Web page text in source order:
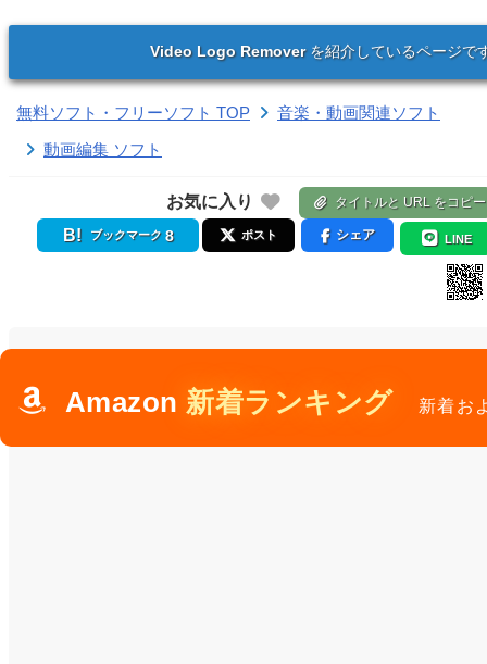
Video Logo Removerを紹介しているページで
無料ソフト・フリーソフト TOP
音楽・動画関連ソフト
動画編集 ソフト
お気に入り タイトルと URL をコピー
ブックマーク 8 ポスト シェア LINE
Amazon 新着ランキング 新着お